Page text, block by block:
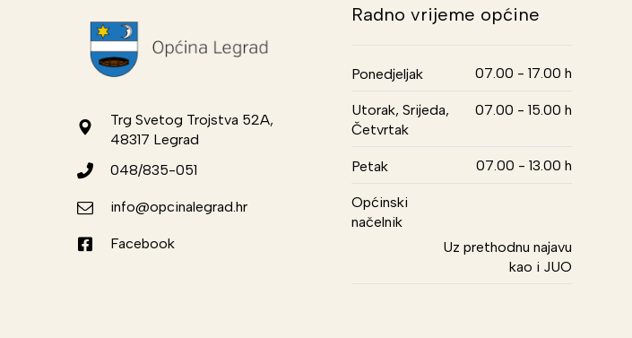
Trg Svetog Trojstva 52A,
48317 Legrad
048/835-051
info@opcinalegrad.hr
Facebook
Radno vrijeme općine
Ponedjeljak 07.00 - 17.00 h
Utorak, Srijeda,
Četvrtak
07.00 - 15.00 h
Petak 07.00 - 13.00 h
Općinski
načelnik
Uz prethodnu najavu
kao i JUO